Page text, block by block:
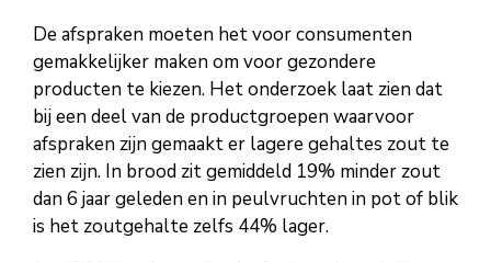
De afspraken moeten het voor consumenten
gemakkelijker maken om voor gezondere
producten te kiezen. Het onderzoek laat zien dat
bij een deel van de productgroepen waarvoor
afspraken zijn gemaakt er lagere gehaltes zout te
zien zijn. In brood zit gemiddeld 19% minder zout
dan 6 jaar geleden en in peulvruchten in pot of blik
is het zoutgehalte zelfs 44% lager.